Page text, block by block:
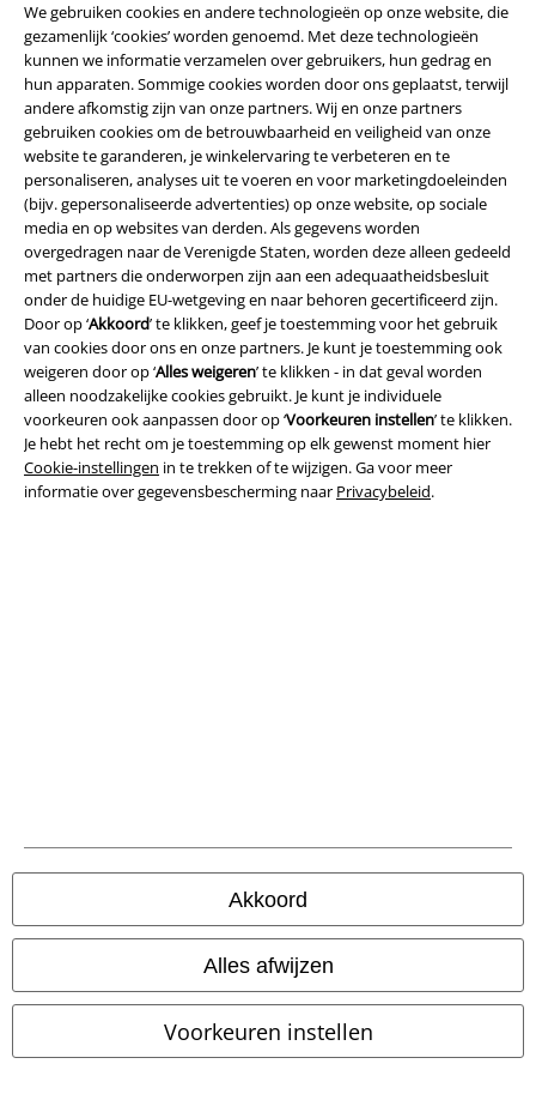
We gebruiken cookies en andere technologieën op onze website, die
gezamenlijk ‘cookies’ worden genoemd. Met deze technologieën
kunnen we informatie verzamelen over gebruikers, hun gedrag en
hun apparaten. Sommige cookies worden door ons geplaatst, terwijl
andere afkomstig zijn van onze partners. Wij en onze partners
gebruiken cookies om de betrouwbaarheid en veiligheid van onze
website te garanderen, je winkelervaring te verbeteren en te
personaliseren, analyses uit te voeren en voor marketingdoeleinden
(bijv. gepersonaliseerde advertenties) op onze website, op sociale
media en op websites van derden. Als gegevens worden
overgedragen naar de Verenigde Staten, worden deze alleen gedeeld
met partners die onderworpen zijn aan een adequaatheidsbesluit
onder de huidige EU-wetgeving en naar behoren gecertificeerd zijn.
Door op ‘Akkoord’ te klikken, geef je toestemming voor het gebruik
van cookies door ons en onze partners. Je kunt je toestemming ook
weigeren door op ‘Alles weigeren’ te klikken - in dat geval worden
alleen noodzakelijke cookies gebruikt. Je kunt je individuele
voorkeuren ook aanpassen door op ‘Voorkeuren instellen’ te klikken.
Je hebt het recht om je toestemming op elk gewenst moment hier
Cookie-instellingen in te trekken of te wijzigen. Ga voor meer
informatie over gegevensbescherming naar Privacybeleid.
Akkoord
Alles afwijzen
Voorkeuren instellen
Overige acties
Prijsvragen
Large Cadeaubonnen
ISIC Studentenkorting
EMP Backstage Club
Over Large
Partnerprogramma's
Duurzaamheid
Betaalmethodes